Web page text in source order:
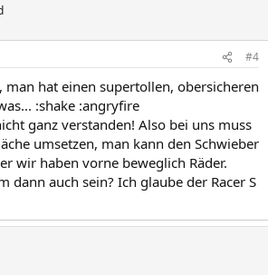
#4
man hat einen supertollen, obersicheren
:shake :angryfire
ganz verstanden! Also bei uns muss
umsetzen, man kann den Schwieber
wir haben vorne beweglich Räder.
dann auch sein? Ich glaube der Racer S